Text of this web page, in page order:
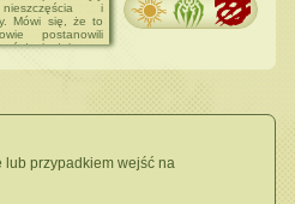
i
Mówi się, że to
postanowili
życie żyjącym,
mają rację.
w dżungli
słuchy, że
► Zadania od NPC
► Postacie do
lub przypadkiem wejść na